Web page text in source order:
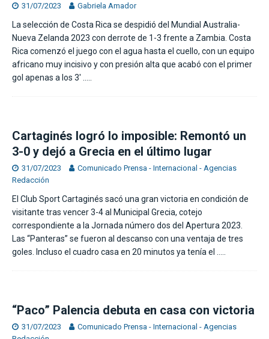
31/07/2023 Gabriela Amador
La selección de Costa Rica se despidió del Mundial Australia-
Nueva Zelanda 2023 con derrote de 1-3 frente a Zambia. Costa
Rica comenzó el juego con el agua hasta el cuello, con un equipo
africano muy incisivo y con presión alta que acabó con el primer
gol apenas a los 3′
Cartaginés logró lo imposible: Remontó un
3-0 y dejó a Grecia en el último lugar
31/07/2023
Comunicado Prensa - Internacional - Agencias
Redacción
El Club Sport Cartaginés sacó una gran victoria en condición de
visitante tras vencer 3-4 al Municipal Grecia, cotejo
correspondiente a la Jornada número dos del Apertura 2023.
Las “Panteras” se fueron al descanso con una ventaja de tres
goles. Incluso el cuadro casa en 20 minutos ya tenía el
“Paco” Palencia debuta en casa con victoria
31/07/2023
Comunicado Prensa - Internacional - Agencias